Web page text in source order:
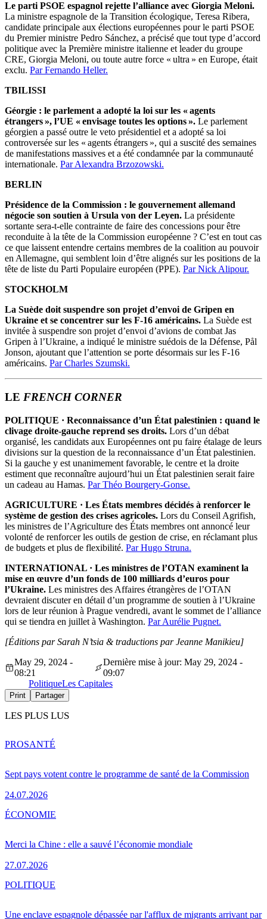
Le parti PSOE espagnol rejette l’alliance avec Giorgia Meloni.
La ministre espagnole de la Transition écologique, Teresa Ribera,
candidate principale aux élections européennes pour le parti PSOE
du Premier ministre Pedro Sánchez, a précisé que tout type d’accord
politique avec la Première ministre italienne et leader du groupe
CRE, Giorgia Meloni, ou toute autre force « ultra » en Europe, était
exclu. Par Fernando Heller.
TBILISSI
Géorgie : le parlement a adopté la loi sur les « agents
étrangers », l’UE « envisage toutes les options ». Le parlement
géorgien a passé outre le veto présidentiel et a adopté sa loi
controversée sur les « agents étrangers », qui a suscité des semaines
de manifestations massives et a été condamnée par la communauté
internationale. Par Alexandra Brzozowski.
BERLIN
Présidence de la Commission : le gouvernement allemand
négocie son soutien à Ursula von der Leyen. La présidente
sortante sera-t-elle contrainte de faire des concessions pour être
reconduite à la tête de la Commission européenne ? C’est en tout cas
ce que laissent entendre certains membres de la coalition au pouvoir
en Allemagne, qui semblent loin d’être alignés sur les positions de la
tête de liste du Parti Populaire européen (PPE). Par Nick Alipour.
STOCKHOLM
La Suède doit suspendre son projet d’envoi de Gripen en
Ukraine et se concentrer sur les F-16 américains. La Suède est
invitée à suspendre son projet d’envoi d’avions de combat Jas
Gripen à l’Ukraine, a indiqué le ministre suédois de la Défense, Pål
Jonson, ajoutant que l’attention se porte désormais sur les F-16
américains. Par Charles Szumski.
LE FRENCH CORNER
POLITIQUE · Reconnaissance d’un État palestinien : quand le
clivage droite-gauche reprend ses droits. Lors d’un débat
organisé, les candidats aux Européennes ont pu faire étalage de leurs
divisions sur la question de la reconnaissance d’un État palestinien.
Si la gauche y est unanimement favorable, le centre et la droite
estiment que reconnaître aujourd’hui un État palestinien serait faire
un cadeau au Hamas. Par Théo Bourgery-Gonse.
AGRICULTURE · Les États membres décidés à renforcer le
système de gestion des crises agricoles. Lors du Conseil Agrifish,
les ministres de l’Agriculture des États membres ont annoncé leur
volonté de renforcer les outils de gestion de crise, en réclamant plus
de budgets et plus de flexibilité. Par Hugo Struna.
INTERNATIONAL · Les ministres de l’OTAN examinent la
mise en œuvre d’un fonds de 100 milliards d’euros pour
l’Ukraine. Les ministres des Affaires étrangères de l’OTAN
devraient discuter en détail d’un programme de soutien à l’Ukraine
lors de leur réunion à Prague vendredi, avant le sommet de l’alliance
qui se tiendra en juillet à Washington. Par Aurélie Pugnet.
[Éditions par Sarah N’tsia & traductions par Jeanne Manikieu]
May 29, 2024 -
08:21
Dernière mise à jour: May 29, 2024 -
09:07
PolitiqueLes Capitales
Print Partager
LES PLUS LUS
Sept pays votent contre le programme de santé de la Commission
24.07.2026
PROSANTÉ
Merci la Chine : elle a sauvé l’économie mondiale
27.07.2026
ÉCONOMIE
Une enclave espagnole dépassée par l'afflux de migrants arrivant par
POLITIQUE